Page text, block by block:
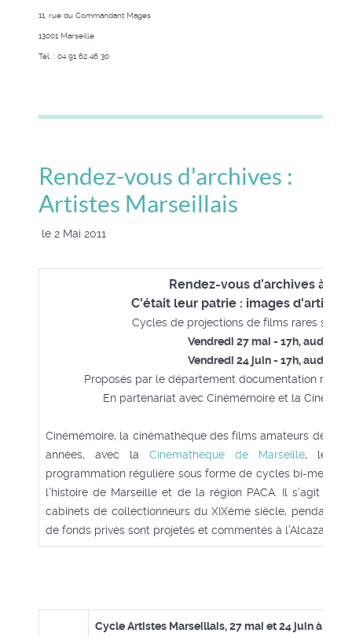
11, rue du Commandant Mages
13001 Marseille
Tél. : 04 91 62 46 30
Rendez-vous d'archives :
Artistes Marseillais
le 2 Mai 2011
Rendez-vous d’archives à
C'était leur patrie : images
Cycles de projections de films rares sur
Vendredi 27 mai - 17h,
Vendredi 24 juin - 17h,
Proposés par le département documentation
En partenariat avec Cinémémoire et la
Cinémémoire, la cinémathèque des films amateurs de
années, avec la Cinémathèque de Marseille, les
programmation régulière sous forme de cycles bi-
l’histoire de Marseille et de la région PACA. Il s’agit de
cabinets de collectionneurs du XIXème siècle, pendant
de fonds privés sont projetés et commentés à l’Alcazar.
Cycle Artistes Marseillais, 27 mai et 24 juin à 17h